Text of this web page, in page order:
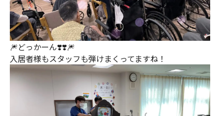
🎆どっかーん❣️❣️🎆
入居者様もスタッフも弾けまくってますね！